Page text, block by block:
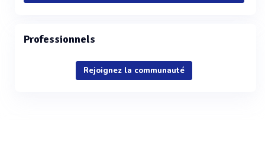
Professionnels
Rejoignez la communauté